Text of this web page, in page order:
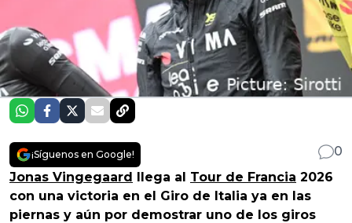
¡Síguenos en Google!
0
Jonas Vingegaard llega al Tour de Francia 2026
con una victoria en el Giro de Italia ya en las
piernas y aún por demostrar uno de los giros